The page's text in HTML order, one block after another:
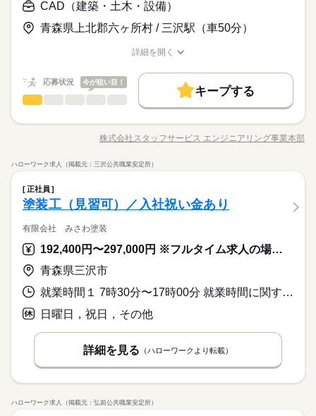
CAD（建築・土木・設備）
青森県上北郡六ヶ所村 / 三沢駅（車50分）
男女の割合 男性
ひとりで みんなで
しずか にぎやか
業界
六ケ所村/施工管理/土日祝休み/高時給
お仕事の特徴
働く人の待遇向上
未経験OK
新卒・第二 20代活躍 30代活躍
40代活躍
募集条件
続きを読む
CAD（建築・土木・設備）
ADを使って電気と土木の図面作成 ◆使用ツール・スキル：Exc
el 【スタッフサービスで働くメリット】 「プライベートを大切
「たくさんの仕事を経験してスキルアップしたい」 派遣は色ん
な働き方があります。 だから自分らしく働きたい技術者の方は
派遣を選ぶ。 大手メーカーを中心とした 約1500社のお仕事の中
から あなたに合ったお仕事をご紹介します。
続きを読む
応募資格
【こんなスキルや経験のある方を歓迎します！】 ・CAD経験 ・
自動車免許 【活かせる経験】 ・CAD経験 ≪まずは「キニナ
ル」でもOK！≫ 少しでも興味をお持ちいただいた方は 「キニ
ナル」も大歓迎です！ 不安なことがあればご相談くださいね。
給与 時給 2,450円～
【月収例】 39万2000円＝時給2450円×160時間（残業代別途）
★時給は経験・スキルによって優遇します。 ≪すべてのお仕事
に交通費支給！≫ 過去「やってみたい」というお仕事があって
グが 紹介する案件は交通費支給！ あなたがやりたいと思える、
詳細を開く
応募状況 今が狙い目！
キープする
職種/応募資格 給与/時間/休日
男女の割合
職場の様子 しずか にぎやか
業界 その他
六ケ所村/施工管理/土日祝休み/高時給
未経験OK 新卒・第二 20代活躍 30代活躍
40代活躍
六ケ所村◆施工管理のお仕事です 【CADオペレーター】 AutoC
ADを使って電気と土木の図面作成 ◆使用ツール・スキル：Exc
el 【スタッフサービスで働くメリット】 「プライベートを大切
「たくさんの仕事を経験してスキルアップしたい」 派遣は色ん
な働き方があります。 だから自分らしく働きたい技術者の方は
派遣を選ぶ。 大手メーカーを中心とした 約1500社のお仕事の中
から あなたに合ったお仕事をご紹介します。
続きを読む
応募資格
【こんなスキルや経験のある方を歓迎します！】 ・CAD経験 ・
ル」でもOK！≫ 少しでも興味をお持ちいただいた方は 「キニ
ナル」も大歓迎です！ 不安なことがあればご相談くださいね。
続きを読む
給与 時給 2,450円～
詳しい募集要項をすべて見る
株式会社スタッフサービス エンジニアリング事業本部
ハローワーク求人（掲載元：三沢公共職業安定所）
正社員
塗装工（見習可）／入社祝い金あり
有限会社 みさわ塗装
192,400円〜297,000円 ※フルタイム求人の場合は月額（換算額）、パート求人の場合は時間額を表示しています。
青森県三沢市
就業時間１ 7時30分〜17時00分 就業時間に関する特記事項 休憩はお昼６０分 １０時・１５時に３０分
日曜日，祝日，その他
詳細を見る （ハローワークより転載）
ハローワーク求人（掲載元：弘前公共職業安定所）